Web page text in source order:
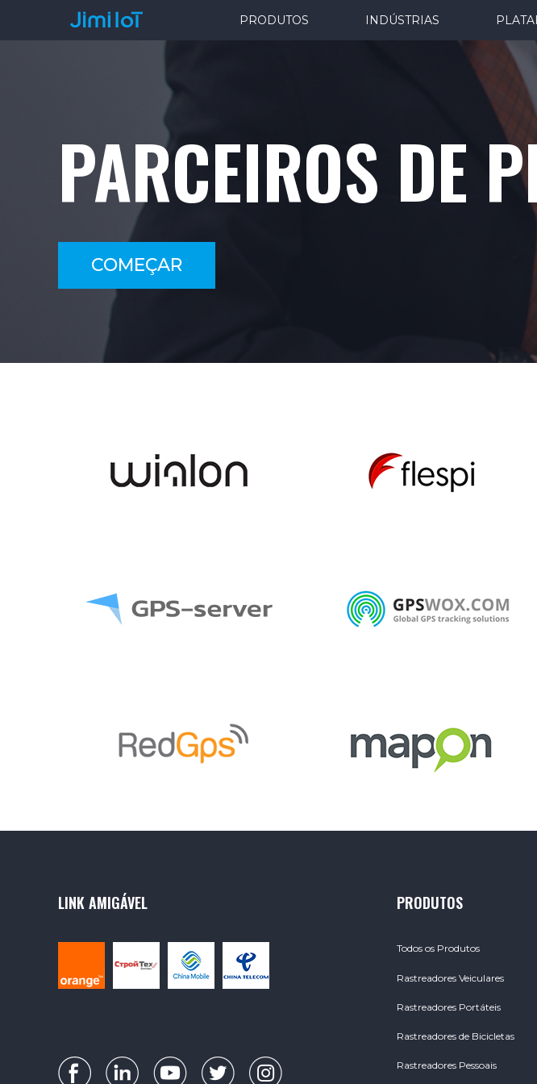
PRODUTOS INDÚSTRIAS
PARCEIROS DE
COMEÇAR
LINK AMIGÁVEL PRODUTOS
Todos os Produtos
Rastreadores Veiculares
Rastreadores Portáteis
Rastreadores de Bicicletas
Rastreadores Pessoais